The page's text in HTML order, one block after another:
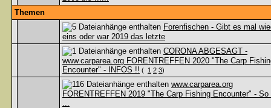
Themen
Forenfischen - Gibt es mal
eins oder war 2019 das letzte
CORONA ABGESAGT -
www.carparea.org FORENTREFFEN 2020 "The Carp
Encounter" - INFOS !! ( 1 2 3)
www.carparea.org
FORENTREFFEN 2019 "The Carp Fishing Encounter" - So
...